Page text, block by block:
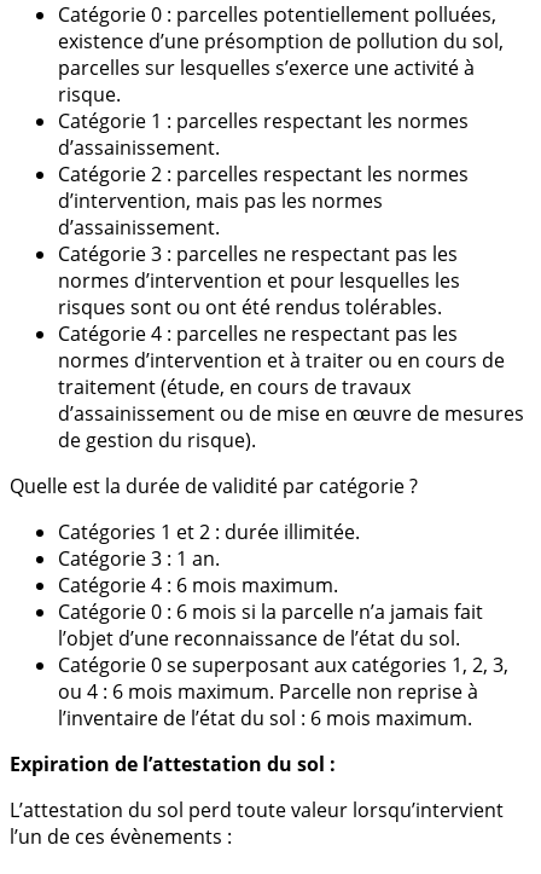
Catégorie 0 : parcelles potentiellement polluées,
existence d’une présomption de pollution du sol,
parcelles sur lesquelles s’exerce une activité à
risque.
Catégorie 1 : parcelles respectant les normes
d’assainissement.
Catégorie 2 : parcelles respectant les normes
d’intervention, mais pas les normes
d’assainissement.
Catégorie 3 : parcelles ne respectant pas les
normes d’intervention et pour lesquelles les
risques sont ou ont été rendus tolérables.
Catégorie 4 : parcelles ne respectant pas les
normes d’intervention et à traiter ou en cours de
traitement (étude, en cours de travaux
d’assainissement ou de mise en œuvre de mesures
de gestion du risque).
Quelle est la durée de validité par catégorie ?
Catégories 1 et 2 : durée illimitée.
Catégorie 3 : 1 an.
Catégorie 4 : 6 mois maximum.
Catégorie 0 : 6 mois si la parcelle n’a jamais fait
l’objet d’une reconnaissance de l’état du sol.
Catégorie 0 se superposant aux catégories 1, 2, 3,
ou 4 : 6 mois maximum. Parcelle non reprise à
l’inventaire de l’état du sol : 6 mois maximum.
Expiration de l’attestation du sol :
L’attestation du sol perd toute valeur lorsqu’intervient
l’un de ces évènements :